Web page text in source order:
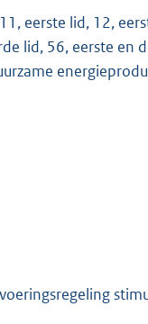
o
o
t
b
eerste lid, 12,
lid, 56, eerste en